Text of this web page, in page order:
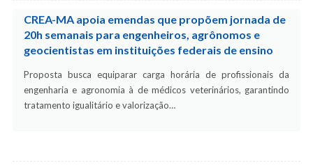
CREA-MA apoia emendas que propõem jornada de
20h semanais para engenheiros, agrônomos e
geocientistas em instituições federais de ensino
Proposta busca equiparar carga horária de profissionais da
engenharia e agronomia à de médicos veterinários, garantindo
tratamento igualitário e valorização…